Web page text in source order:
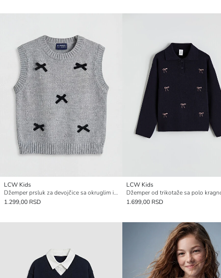
LCW Kids
Džemper prsluk za devojčice sa okruglim izrezom i mašnom od trikotaže
1.299,00 RSD
LCW Kids
1.699,00 RSD